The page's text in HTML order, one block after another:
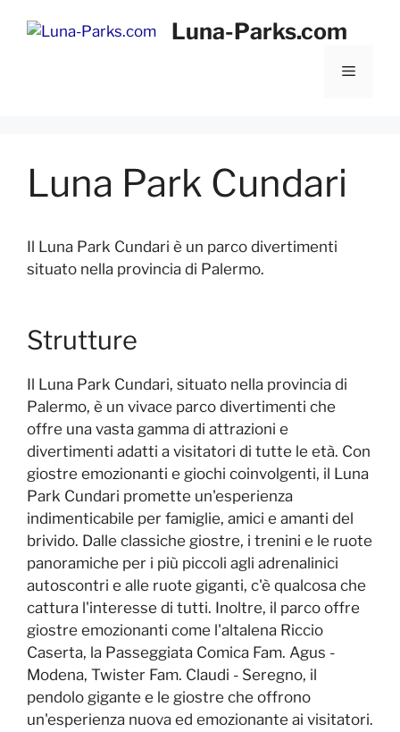
Luna-Parks.com
Menu
Luna Park Cundari
Il Luna Park Cundari è un parco divertimenti
situato nella provincia di Palermo.
Strutture
Il Luna Park Cundari, situato nella provincia di
Palermo, è un vivace parco divertimenti che
offre una vasta gamma di attrazioni e
divertimenti adatti a visitatori di tutte le età. Con
giostre emozionanti e giochi coinvolgenti, il Luna
Park Cundari promette un'esperienza
indimenticabile per famiglie, amici e amanti del
brivido. Dalle classiche giostre, i trenini e le ruote
panoramiche per i più piccoli agli adrenalinici
autoscontri e alle ruote giganti, c'è qualcosa che
cattura l'interesse di tutti. Inoltre, il parco offre
giostre emozionanti come l'altalena Riccio
Caserta, la Passeggiata Comica Fam. Agus -
Modena, Twister Fam. Claudi - Seregno, il
pendolo gigante e le giostre che offrono
un'esperienza nuova ed emozionante ai visitatori.